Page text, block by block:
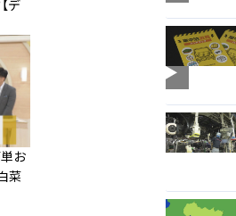
デ
単お
菜